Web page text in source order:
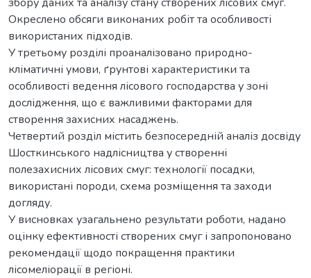
Окреслено обсяги виконаних робіт та особливості
використаних підходів.
У третьому розділі проаналізовано природно-
кліматичні умови, ґрунтові характеристики та
особливості ведення лісового господарства у зоні
дослідження, що є важливими факторами для
створення захисних насаджень.
Четвертий розділ містить безпосередній аналіз досвіду
Шосткинського надлісництва у створенні
полезахисних лісових смуг: технології посадки,
використані породи, схема розміщення та заходи
догляду.
У висновках узагальнено результати роботи, надано
оцінку ефективності створених смуг і запропоновано
рекомендації щодо покращення практики
лісомеліорації в регіоні.